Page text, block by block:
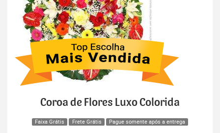
Coroa de Flores Luxo Colorida
Faixa Grátis Frete Grátis Pague somente após a entrega